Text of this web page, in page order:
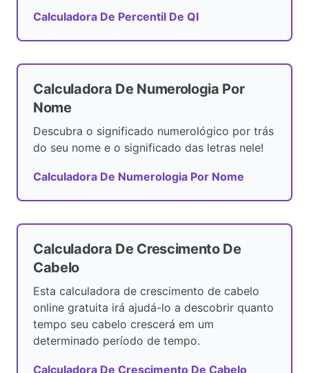
Calculadora De Percentil De QI
Calculadora De Numerologia Por
Nome
Descubra o significado numerológico por trás
do seu nome e o significado das letras nele!
Calculadora De Numerologia Por Nome
Calculadora De Crescimento De
Cabelo
Esta calculadora de crescimento de cabelo
online gratuita irá ajudá-lo a descobrir quanto
tempo seu cabelo crescerá em um
determinado período de tempo.
Calculadora De Crescimento De Cabelo